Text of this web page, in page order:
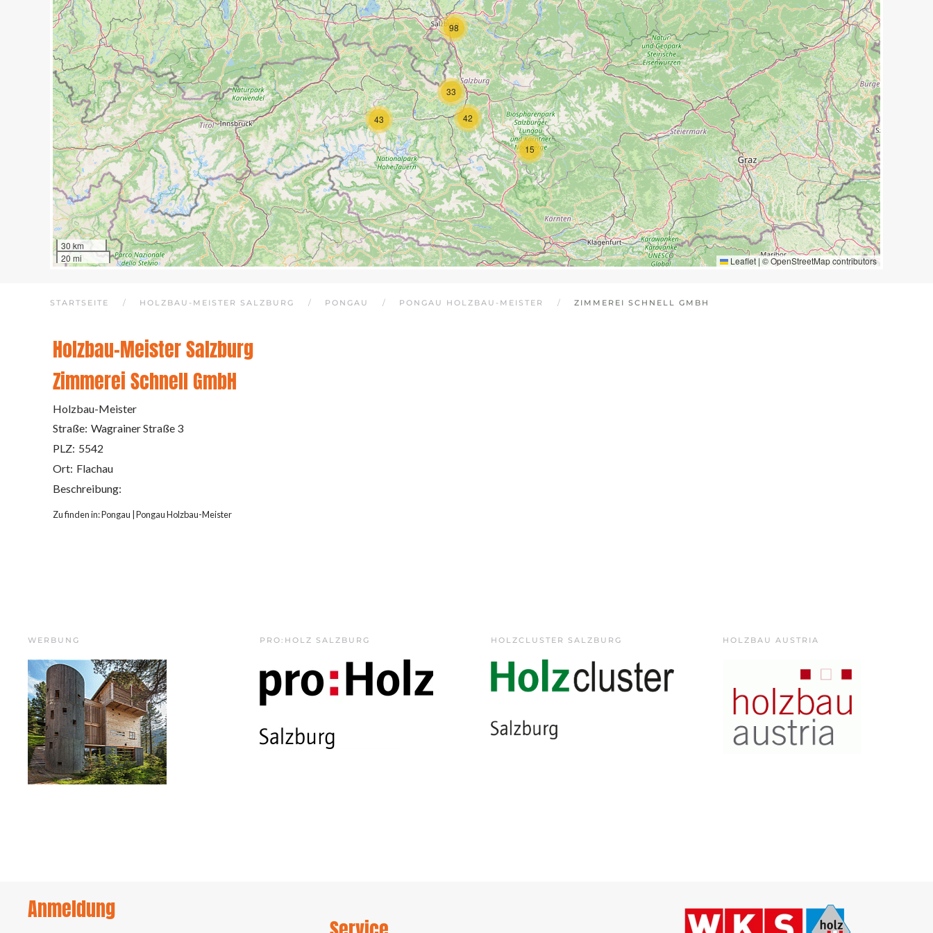
15
33
42
43
98
30 km
20 mi
Leaflet |©OpenStreetMapcontributors
STARTSEITE HOLZBAU-MEISTER SALZBURG PONGAU PONGAU HOLZBAU-MEISTER ZIMMEREI SCHNELL GMBH
Holzbau-Meister Salzburg
Zimmerei Schnell GmbH
Holzbau-Meister
Straße: Wagrainer Straße 3
PLZ: 5542
Ort: Flachau
Beschreibung:
Zu finden in:Pongau Pongau Holzbau-Meister
WERBUNG PRO:HOLZ SALZBURG HOLZCLUSTER SALZBURG HOLZBAU AUSTRIA
Anmeldung